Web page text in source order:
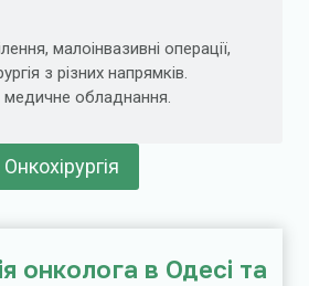
малоінвазивні операції,
з різних напрямків.
медичне обладнання.
Онкохірургія
онколога в Одесі та